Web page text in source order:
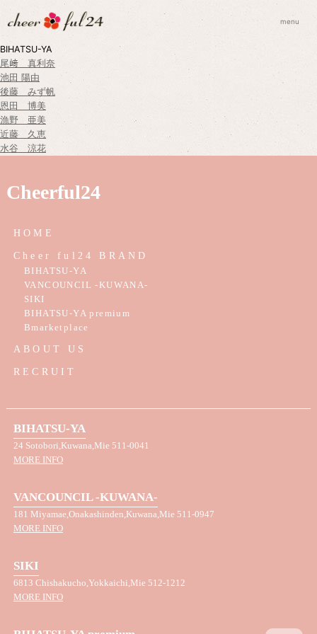
menu
BIHATSU-YA
尾﨑 真利奈
池田 陽由
後藤 みず帆
恩田 博美
漁野 亜美
近藤 久恵
水谷 涼花
Cheerful24
HOME
Cheer ful24 BRAND
BIHATSU-YA
VANCOUNCIL -KUWANA-
SIKI
BIHATSU-YA premium
Bmarketplace
ABOUT US
RECRUIT
BIHATSU-YA
24 Sotobori,Kuwana,Mie 511-0041
MORE INFO
VANCOUNCIL -KUWANA-
181 Miyamae,Onakashinden,Kuwana,Mie 511-0947
MORE INFO
SIKI
6813 Chishakucho,Yokkaichi,Mie 512-1212
MORE INFO